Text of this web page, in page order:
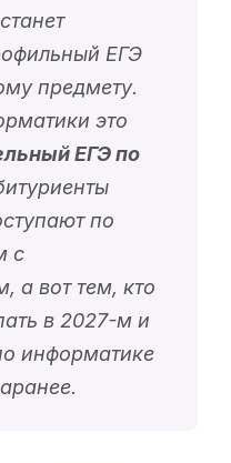
ЕГЭ
предмету.
это
ЕГЭ по
по
с
а вот тем, кто
в 2027-м и
информатике